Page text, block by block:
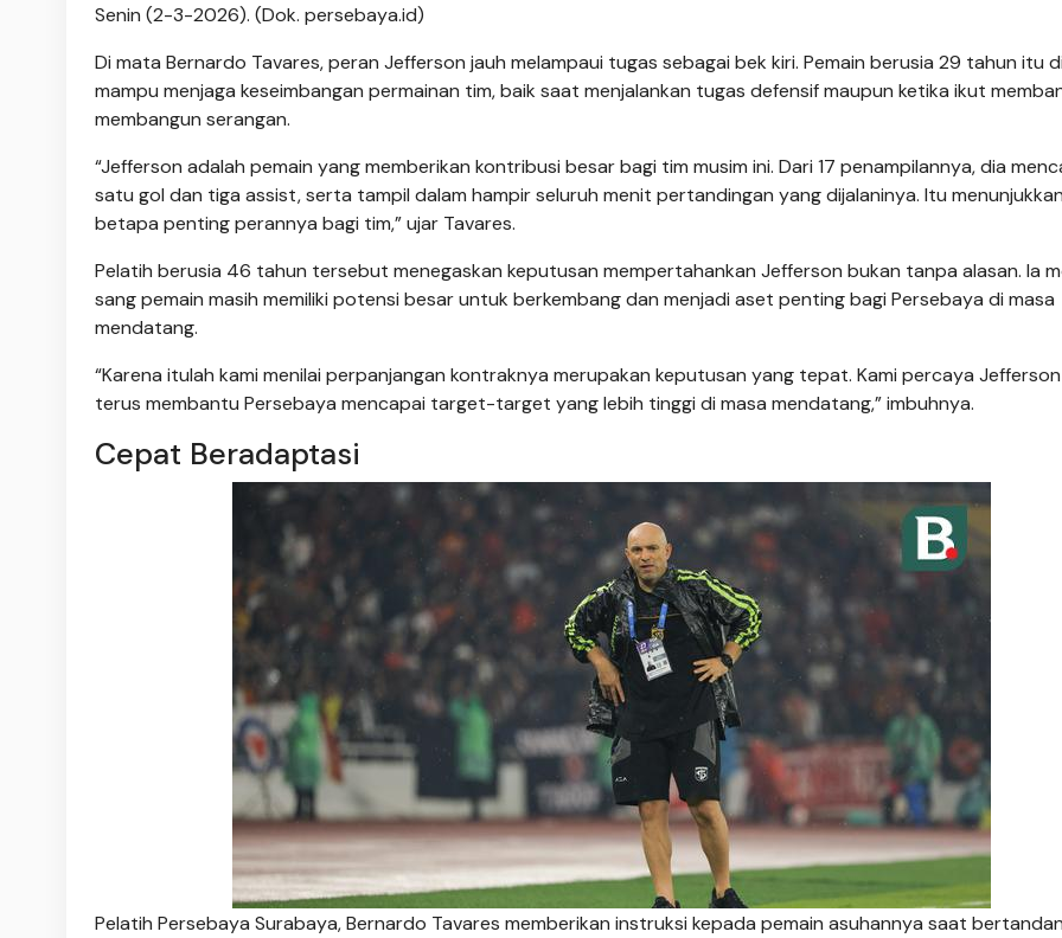
Senin (2-3-2026). (Dok. persebaya.id)
Di mata Bernardo Tavares, peran Jefferson jauh melampaui tugas sebagai bek kiri. Pemain berusia 29 tahun itu
mampu menjaga keseimbangan permainan tim, baik saat menjalankan tugas defensif maupun ketika ikut
membangun serangan.
“Jefferson adalah pemain yang memberikan kontribusi besar bagi tim musim ini. Dari 17 penampilannya, dia
satu gol dan tiga assist, serta tampil dalam hampir seluruh menit pertandingan yang dijalaninya. Itu
betapa penting perannya bagi tim,” ujar Tavares.
Pelatih berusia 46 tahun tersebut menegaskan keputusan mempertahankan Jefferson bukan tanpa alasan. Ia
sang pemain masih memiliki potensi besar untuk berkembang dan menjadi aset penting bagi Persebaya di masa
mendatang.
“Karena itulah kami menilai perpanjangan kontraknya merupakan keputusan yang tepat. Kami percaya
terus membantu Persebaya mencapai target-target yang lebih tinggi di masa mendatang,” imbuhnya.
Cepat Beradaptasi
Pelatih Persebaya Surabaya, Bernardo Tavares memberikan instruksi kepada pemain asuhannya saat